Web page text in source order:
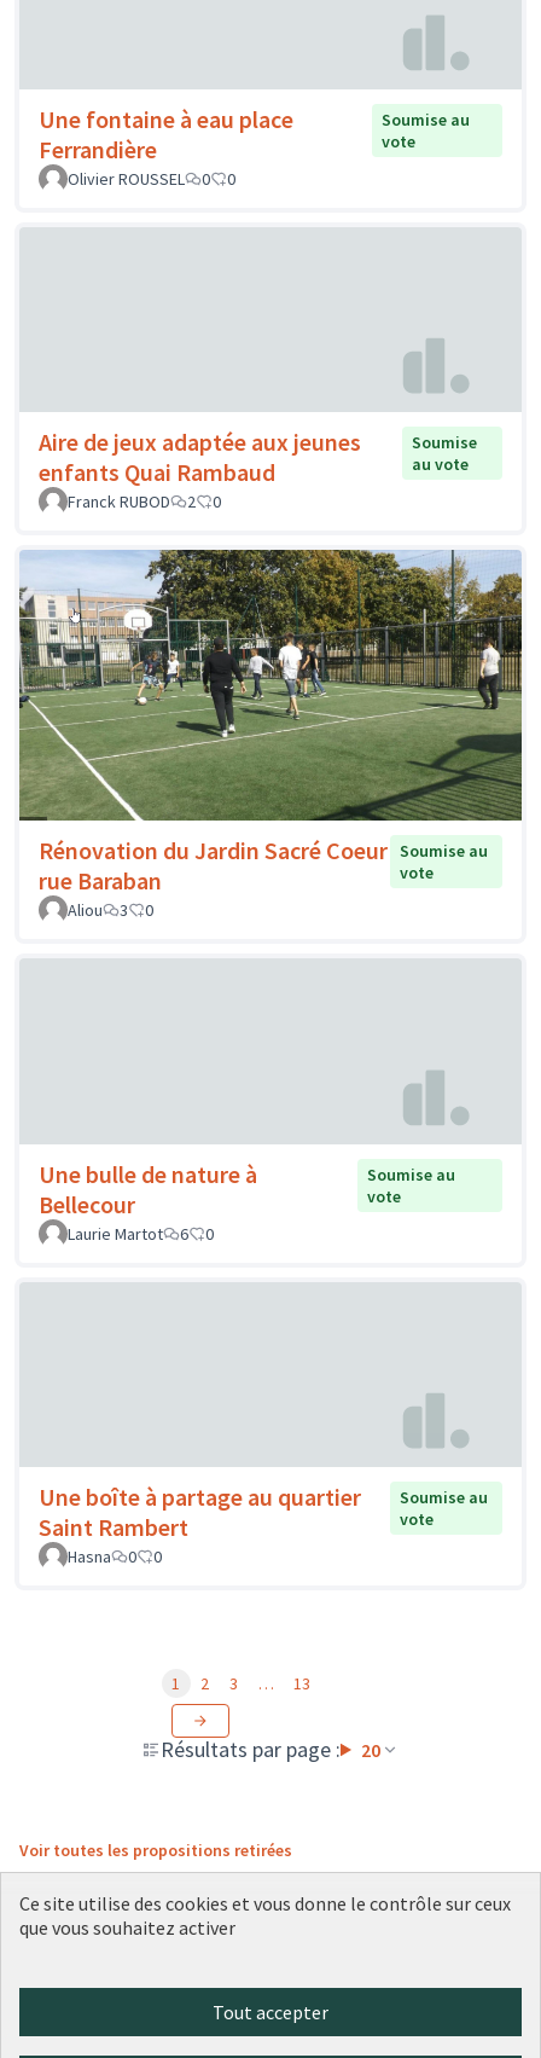
Une fontaine à eau place
Ferrandière
Soumise au
vote
Olivier ROUSSEL
0 0
Aire de jeux adaptée aux jeunes
enfants Quai Rambaud
Soumise
au vote
Franck RUBOD
2 0
Rénovation du Jardin Sacré Coeur
rue Baraban
Soumise au
vote
Aliou
3 0
Une bulle de nature à
Bellecour
Soumise au
vote
Laurie Martot
6 0
Une boîte à partage au quartier
Saint Rambert
Soumise au
vote
Hasna
0 0
Résultats par page : 20
1 2 3 … 13
Voir toutes les propositions retirées
(Lien externe)
(Lien externe)
(Lien externe)
(Lien externe)
(Lien externe)
Ce site utilise des cookies et vous donne le contrôle sur ceux
que vous souhaitez activer
Tout accepter